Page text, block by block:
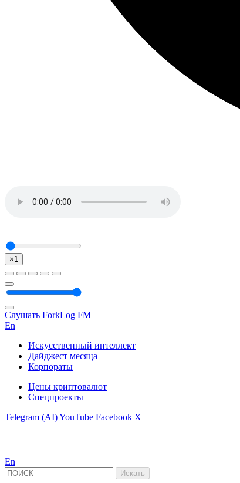
×1
Слушать ForkLog FM
En
Искусственный интеллект
Дайджест месяца
Корпораты
Цены криптовалют
Спецпроекты
Telegram (AI)YouTube Facebook X
En